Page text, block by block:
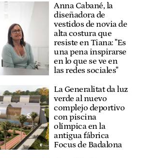
Anna Cabané, la
diseñadora de
vestidos de novia de
alta costura que
resiste en Tiana: "Es
una pena inspirarse
en lo que se ve en
las redes sociales"
La Generalitat da luz
verde al nuevo
complejo deportivo
con piscina
olímpica en la
antigua fábrica
Focus de Badalona